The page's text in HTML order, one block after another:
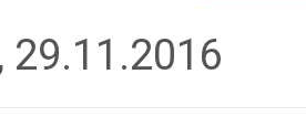
29.11.2016